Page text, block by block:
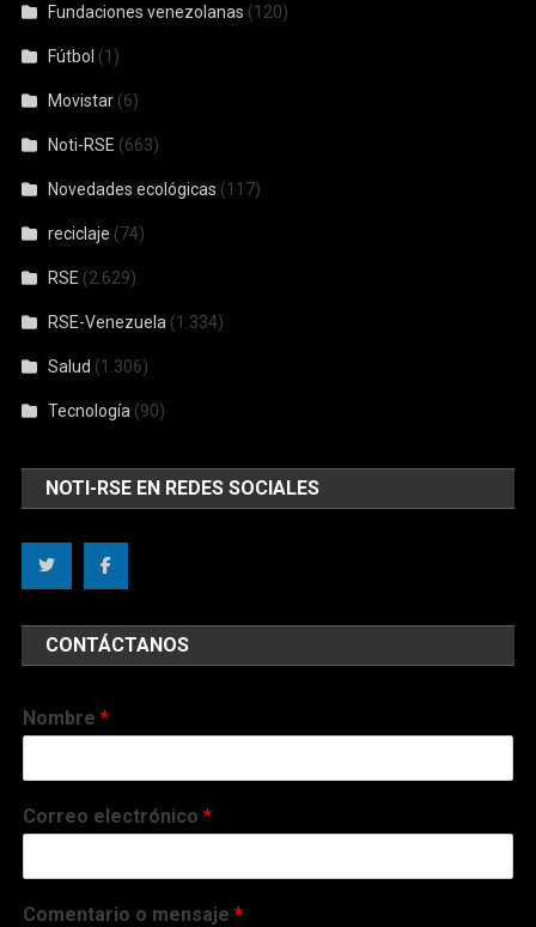
Fundaciones venezolanas (120)
Fútbol (1)
Movistar (6)
Noti-RSE (663)
Novedades ecológicas (117)
reciclaje (74)
RSE (2.629)
RSE-Venezuela (1.334)
Salud (1.306)
Tecnología (90)
NOTI-RSE EN REDES SOCIALES
CONTÁCTANOS
Nombre*
Correo electrónico*
Comentario o mensaje*